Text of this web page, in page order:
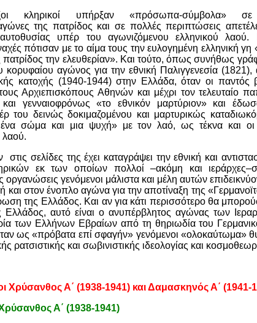
κληρικοί υπήρξαν «πρόσωπα-σύμβολα»
της πατρίδος και σε πολλές περιπτώσεις
υπέρ του αγωνιζόμενου ελληνικού λαού.
πότισαν με το αίμα τους την ευλογημένη ελληνική γη
πατρίδος την ελευθερίαν». Και τούτο, όπως συνήθως
κορυφαίου αγώνος για την εθνική Παλιγγενεσία (1821),
κατοχής (1940-1944) στην Ελλάδα, όταν οι
Αρχιεπισκόπους Αθηνών και μέχρι τον τελευταίο
γενναιοφρόνως «το εθνικόν μαρτύριον» και
του δεινώς δοκιμαζομένου και μαρτυρικώς
σώμα και μια ψυχή» με τον λαό, ως τέκνα και οι
σελίδες της έχει καταγράψει την εθνική και
εκ των οποίων πολλοί –ακόμη και
οργανώσεις γενόμενοι μάλιστα και μέλη αυτών
στον ένοπλο αγώνα για την αποτίναξη της
της Ελλάδος. Και αν για κάτι περισσότερο θα
αυτό είναι ο ανυπέρβλητος αγώνας των
των Ελλήνων Εβραίων από τη θηριωδία του
ως «πρόβατα επί σφαγήν» γενόμενοι «ολοκαύτωμα»
ρατσιστικής και σωβινιστικής ιδεολογίας και
Χρύσανθος Α΄ (1938-1941) και Δαμασκηνός Α΄ (1941-
Α΄ (1938-1941)